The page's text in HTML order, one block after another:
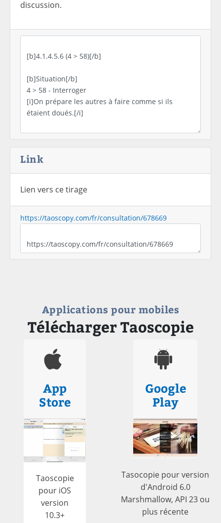
discussion.
Link
Lien vers ce tirage
https://taoscopy.com/fr/consultation/678669
Applications pour mobiles
Télécharger Taoscopie
App
Store
Taoscopie
pour iOS
version
10.3+
Google
Play
Tasocopie pour version
d'Android 6.0
Marshmallow, API 23 ou
plus récente